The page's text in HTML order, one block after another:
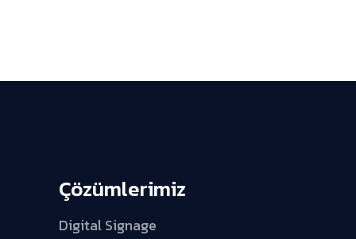
Çözümlerimiz
Digital Signage